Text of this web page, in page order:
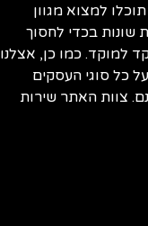
למצוא מגוון
שונות בכדי לחסוך
למוקד. כמו כן, אצלנו
כל סוגי העסקים
צוות האתר שירות